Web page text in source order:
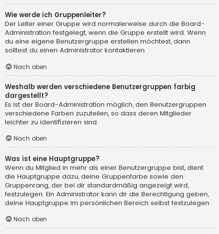
Wie werde ich Gruppenleiter?
Der Leiter einer Gruppe wird normalerweise durch die Board-
Administration festgelegt, wenn die Gruppe erstellt wird. Wenn
du eine eigene Benutzergruppe erstellen möchtest, dann
solltest du einen Administrator kontaktieren.
Nach oben
Weshalb werden verschiedene Benutzergruppen farbig
dargestellt?
Es ist der Board-Administration möglich, den Benutzergruppen
verschiedene Farben zuzuteilen, so dass deren Mitglieder
leichter zu identifizieren sind.
Nach oben
Was ist eine Hauptgruppe?
Wenn du Mitglied in mehr als einer Benutzergruppe bist, dient
die Hauptgruppe dazu, deine Gruppenfarbe sowie den
Gruppenrang, der bei dir standardmäßig angezeigt wird,
festzulegen. Ein Administrator kann dir die Berechtigung geben,
deine Hauptgruppe im persönlichen Bereich selbst festzulegen.
Nach oben